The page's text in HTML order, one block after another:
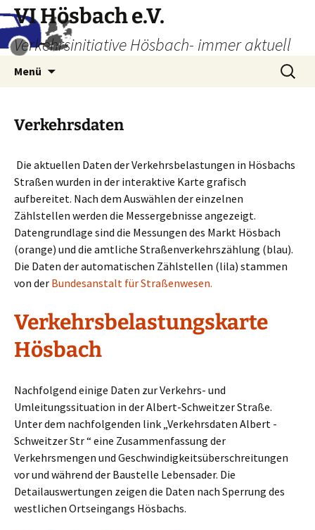
Zum
Inhalt
springen
VI Hösbach e.V.
Verkehrsinitiative Hösbach- immer aktuell
Menü
Suchen
nach:
Verkehrsdaten
Die aktuellen Daten der Verkehrsbelastungen in Hösbachs
Straßen wurden in der interaktive Karte grafisch
aufbereitet. Nach dem Auswählen der einzelnen
Zählstellen werden die Messergebnisse angezeigt.
Datengrundlage sind die Messungen des Markt Hösbach
(orange) und die amtliche Straßenverkehrszählung (blau).
Die Daten der automatischen Zählstellen (lila) stammen
von der Bundesanstalt für Straßenwesen.
Verkehrsbelastungskarte
Hösbach
Nachfolgend einige Daten zur Verkehrs- und
Umleitungssituation in der Albert-Schweitzer Straße.
Unter dem nachfolgenden link „Verkehrsdaten Albert -
Schweitzer Str “ eine Zusammenfassung der
Verkehrsmengen und Geschwindigkeitsüberschreitungen
vor und während der Baustelle Lebensader. Die
Detailauswertungen zeigen die Daten nach Sperrung des
westlichen Ortseingangs Hösbachs.